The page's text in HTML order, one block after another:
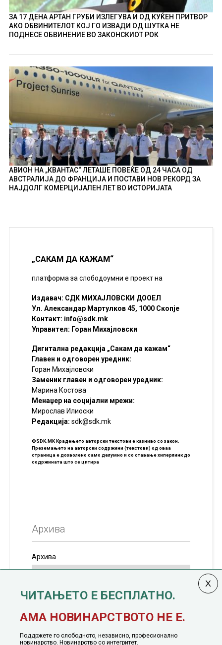
ЗА 17 ДЕНА АРТАН ГРУБИ ИЗЛЕГУВА И ОД КУЌЕН ПРИТВОР
АКО ОБВИНИТЕЛОТ КОЈ ГО ИЗВАДИ ОД ШУТКА НЕ
ПОДНЕСЕ ОБВИНЕНИЕ ВО ЗАКОНСКИОТ РОК
АВИОН НА „КВАНТАС“ ЛЕТАШЕ ПОВЕЌЕ ОД 24 ЧАСА ОД
АВСТРАЛИЈА ДО ФРАНЦИЈА И ПОСТАВИ НОВ РЕКОРД ЗА
НАЈДОЛГ КОМЕРЦИЈАЛЕН ЛЕТ ВО ИСТОРИЈАТА
„САКАМ ДА КАЖАМ“
платформа за слободоумни е проект на
Издавач: СДК МИХАЈЛОВСКИ ДООЕЛ
Ул. Александар Мартулков 45, 1000 Скопје
Контакт: info@sdk.mk
Управител: Горан Михајловски
Дигитална редакција „Сакам да кажам“
Главен и одговорен уредник:
Горан Михајловски
Заменик главен и одговорен уредник:
Марина Костова
Менаџер на социјални мрежи:
Мирослав Илиоски
Редакцијa: sdk@sdk.mk
©SDK.MK Крадењето авторски текстови е казниво со закон.
Преземањето на авторски содржини (текстови) од оваа
страница е дозволено само делумно и со ставање хиперлинк до
содржината што се цитира
Архива
Архива
јануари, 1991 година
ЧИТАЊЕТО Е БЕСПЛАТНО.
АМА НОВИНАРСТВОТО НЕ Е.
Поддржете го слободното, независно, професионално
новинарство. Новинарство со интегритет.